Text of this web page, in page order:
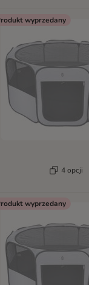
wyprzedany
4 opcji
wyprzedany